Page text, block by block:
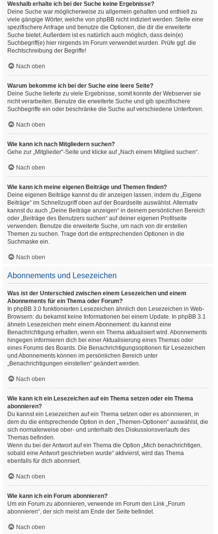
Weshalb erhalte ich bei der Suche keine Ergebnisse?
Deine Suche war möglicherweise zu allgemein gehalten und enthielt zu
viele gängige Wörter, welche von phpBB nicht indiziert werden. Stelle eine
spezifischere Anfrage und benutze die Optionen, die dir die erweiterte
Suche bietet. Außerdem ist es natürlich auch möglich, dass dein(e)
Suchbegriff(e) hier nirgends im Forum verwendet wurden. Prüfe ggf. die
Rechtschreibung der Begriffe!
Nach oben
Warum bekomme ich bei der Suche eine leere Seite?
Deine Suche lieferte zu viele Ergebnisse, somit konnte der Webserver sie
nicht verarbeiten. Benutze die erweiterte Suche und gib spezifischere
Suchbegriffe ein oder beschränke die Suche auf verschiedene Unterforen.
Nach oben
Wie kann ich nach Mitgliedern suchen?
Gehe zur „Mitglieder“-Seite und klicke auf „Nach einem Mitglied suchen“.
Nach oben
Wie kann ich meine eigenen Beiträge und Themen finden?
Deine eigenen Beiträge kannst du dir anzeigen lassen, indem du „Eigene
Beiträge“ im Schnellzugriff oben auf der Boardseite auswählst. Alternativ
kannst du auch „Deine Beiträge anzeigen“ in deinem persönlichen Bereich
oder „Beiträge des Benutzers suchen“ auf deiner eigenen Profilseite
verwenden. Benutze die erweiterte Suche, um nach von dir erstellen
Themen zu suchen. Trage dort die entsprechenden Optionen in die
Suchmaske ein.
Nach oben
Abonnements und Lesezeichen
Was ist der Unterschied zwischen einem Lesezeichen und einem
Abonnements für ein Thema oder Forum?
In phpBB 3.0 funktionierten Lesezeichen ähnlich den Lesezeichen in Web-
Browsern: du bekamst keine Informationen bei einem Update. In phpBB 3.1
ähneln Lesezeichen mehr einem Abonnement: du kannst eine
Benachrichtigung erhalten, wenn ein Thema aktualisiert wird. Abonnements
hingegen informieren dich bei einer Aktualisierung eines Themas oder
eines Forums des Boards. Die Benachrichtigungsoptionen für Lesezeichen
und Abonnements können im persönlichen Bereich unter
„Benachrichtigungen einstellen“ geändert werden.
Nach oben
Wie kann ich ein Lesezeichen auf ein Thema setzen oder ein Thema
abonnieren?
Du kannst ein Lesezeichen auf ein Thema setzen oder es abonnieren, in
dem du die entsprechende Option in den „Themen-Optionen“ auswählst, die
sich normalerweise ober- und unterhalb des Diskussionsverlaufs des
Themas befinden.
Wenn du bei der Antwort auf ein Thema die Option „Mich benachrichtigen,
sobald eine Antwort geschrieben wurde“ aktivierst, wird das Thema
ebenfalls für dich abonniert.
Nach oben
Wie kann ich ein Forum abonnieren?
Um ein Forum zu abonnieren, verwende im Forum den Link „Forum
abonnieren“, der sich meist am Ende der Seite befindet.
Nach oben